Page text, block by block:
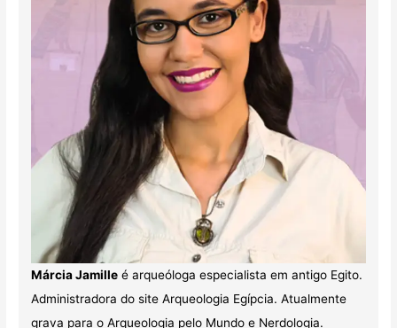
Márcia Jamilleé arqueóloga especialista em antigo Egito.
Administradora do site Arqueologia Egípcia. Atualmente
grava para o Arqueologia pelo Mundo e Nerdologia.